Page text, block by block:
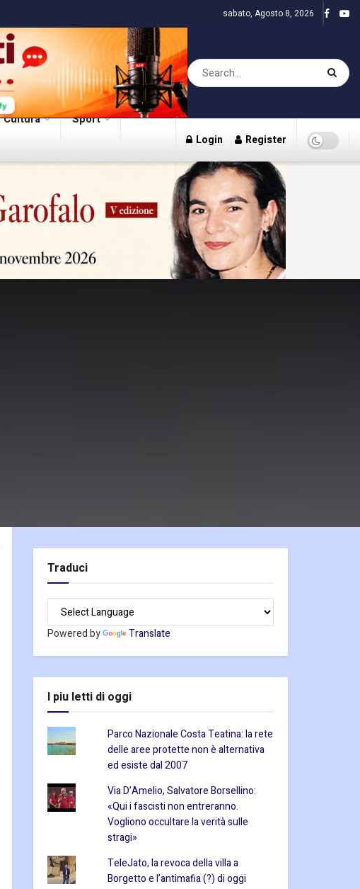
sabato, Agosto 8, 2026
Cultura Sport
Login Register
Traduci
Powered by Translate
I piu letti di oggi
Parco Nazionale Costa Teatina: la rete
delle aree protette non è alternativa
ed esiste dal 2007
Via D’Amelio, Salvatore Borsellino:
«Qui i fascisti non entreranno.
Vogliono occultare la verità sulle
stragi»
TeleJato, la revoca della villa a
Borgetto e l’antimafia (?) di oggi